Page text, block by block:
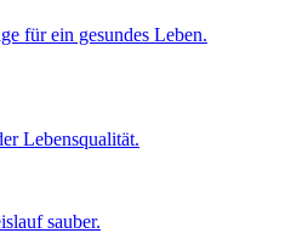
für ein gesundes Leben.
Lebensqualität.
sauber.